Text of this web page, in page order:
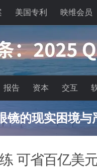
美国专利 映维会员
报告 资本 交互
镜的现实困境与
可省百亿美